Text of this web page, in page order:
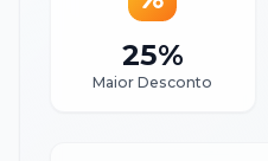
25%
Maior Desconto